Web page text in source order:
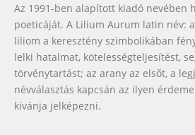
Az 1991-ben alapított kiadó nevében
poeticáját. A Lilium Aurum latin név:
liliom a keresztény szimbolikában
lelki hatalmat, kötelességteljesítést,
törvénytartást; az arany az elsőt, a
névválasztás kapcsán az ilyen
kívánja jelképezni.